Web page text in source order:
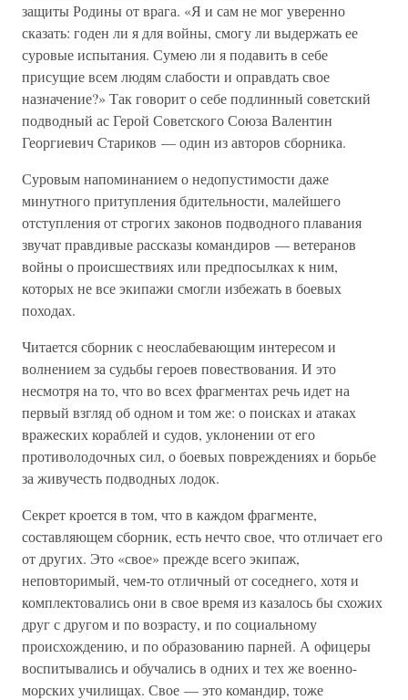
защиты Родины от врага. «Я и сам не мог уверенно
сказать: годен ли я для войны, смогу ли выдержать ее
суровые испытания. Сумею ли я подавить в себе
присущие всем людям слабости и оправдать свое
назначение?» Так говорит о себе подлинный советский
подводный ас Герой Советского Союза Валентин
Георгиевич Стариков — один из авторов сборника.
Суровым напоминанием о недопустимости даже
минутного притупления бдительности, малейшего
отступления от строгих законов подводного плавания
звучат правдивые рассказы командиров — ветеранов
войны о происшествиях или предпосылках к ним,
которых не все экипажи смогли избежать в боевых
походах.
Читается сборник с неослабевающим интересом и
волнением за судьбы героев повествования. И это
несмотря на то, что во всех фрагментах речь идет на
первый взгляд об одном и том же: о поисках и атаках
вражеских кораблей и судов, уклонении от его
противолодочных сил, о боевых повреждениях и борьбе
за живучесть подводных лодок.
Секрет кроется в том, что в каждом фрагменте,
составляющем сборник, есть нечто свое, что отличает его
от других. Это «свое» прежде всего экипаж,
неповторимый, чем-то отличный от соседнего, хотя и
комплектовались они в свое время из казалось бы схожих
друг с другом и по возрасту, и по социальному
происхождению, и по образованию парней. А офицеры
воспитывались и обучались в одних и тех же военно-
морских училищах. Свое — это командир, тоже